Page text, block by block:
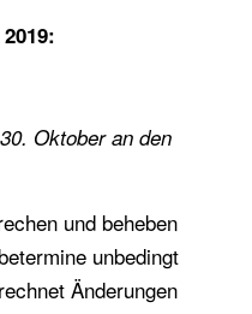
Oktober an den
und beheben
unbedingt
Änderungen